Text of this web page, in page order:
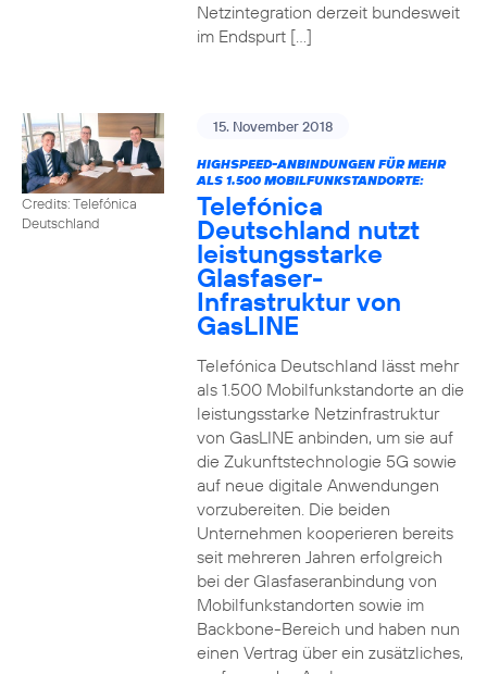
Netzintegration derzeit bundesweit
im Endspurt […]
Credits: Telefónica
Deutschland
15. November 2018
HIGHSPEED-ANBINDUNGEN FÜR MEHR
ALS 1.500 MOBILFUNKSTANDORTE:
Telefónica
Deutschland nutzt
leistungsstarke
Glasfaser-
Infrastruktur von
GasLINE
Telefónica Deutschland lässt mehr
als 1.500 Mobilfunkstandorte an die
leistungsstarke Netzinfrastruktur
von GasLINE anbinden, um sie auf
die Zukunftstechnologie 5G sowie
auf neue digitale Anwendungen
vorzubereiten. Die beiden
Unternehmen kooperieren bereits
seit mehreren Jahren erfolgreich
bei der Glasfaseranbindung von
Mobilfunkstandorten sowie im
Backbone-Bereich und haben nun
einen Vertrag über ein zusätzliches,